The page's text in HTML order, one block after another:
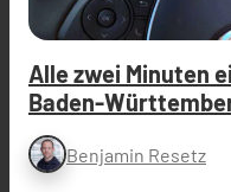
Alle zwei Minuten
Baden-
Benjamin Resetz